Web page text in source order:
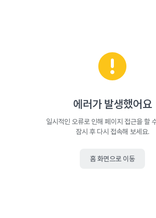
에러가 발생했어요
일시적인 오류로 인해 페이지 접근을 할
잠시 후 다시 접속해 보세요.
홈 화면으로 이동